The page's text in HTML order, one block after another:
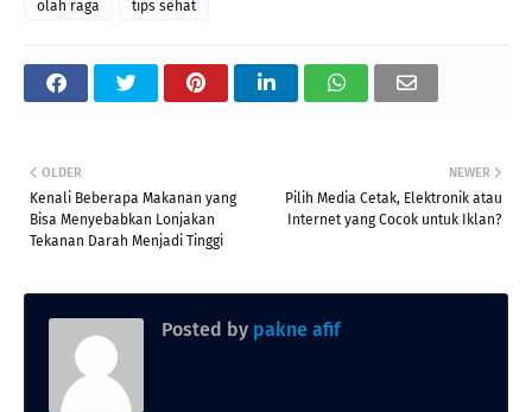
olah raga tips sehat
NEWER
Pilih Media Cetak, Elektronik atau
Internet yang Cocok untuk Iklan?
OLDER
Kenali Beberapa Makanan yang
Bisa Menyebabkan Lonjakan
Tekanan Darah Menjadi Tinggi
Posted by pakne afif